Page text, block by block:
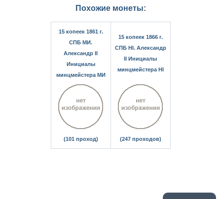
Похожие монеты:
15 копеек 1861 г.
СПБ МИ.
Александр II
Инициалы
минцмейстера МИ
(101 проход)
15 копеек 1866 г.
СПБ НІ. Александр
II Инициалы
минцмейстера НІ
(247 проходов)